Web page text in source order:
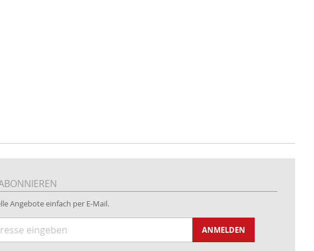
Angebote einfach per E-Mail.
ANMELDEN